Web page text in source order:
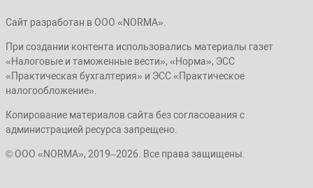
Сайт разработан в ООО «NORMA».
При создании контента использовались материалы газет
«Налоговые и таможенные вести», «Норма», ЭСС
«Практическая бухгалтерия» и ЭСС «Практическое
налогообложение».
Копирование материалов сайта без согласования с
администрацией ресурса запрещено.
© ООО «NORMA», 2019–2026. Все права защищены.